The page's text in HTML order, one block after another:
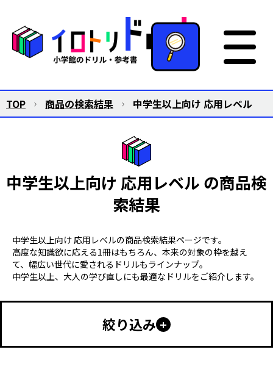
TOP 商品の検索結果 中学生以上向け 応用レベル
中学生以上向け 応用レベル の商品検
索結果
中学生以上向け 応用レベルの商品検索結果ページです。
高度な知識欲に応える1冊はもちろん、本来の対象の枠を越え
て、幅広い世代に愛されるドリルもラインナップ。
中学生以上、大人の学び直しにも最適なドリルをご紹介します。
絞り込み